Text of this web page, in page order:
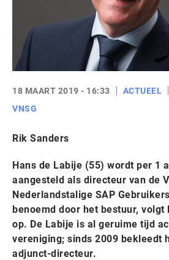
18 MAART 2019 - 16:33 ACTUEEL
VNSG
Rik Sanders
Hans de Labije (55) wordt per 1
aangesteld als directeur van de
Nederlandstalige SAP
benoemd door het bestuur, volgt
op. De Labije is al geruime tijd
vereniging; sinds 2009 bekleedt
adjunct-directeur.